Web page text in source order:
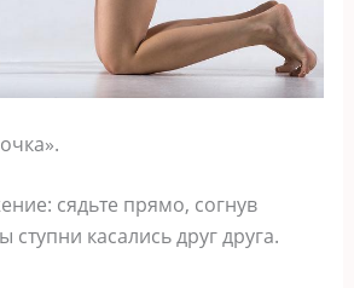
сядьте прямо, согнув
ступни касались друг друга.